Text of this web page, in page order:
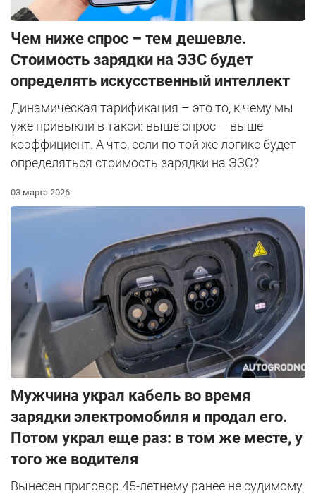
Чем ниже спрос – тем дешевле.
Стоимость зарядки на ЭЗС будет
определять искусственный интеллект
Динамическая тарификация – это то, к чему мы
уже привыкли в такси: выше спрос – выше
коэффициент. А что, если по той же логике будет
определяться стоимость зарядки на ЭЗС?
03 марта 2026
Мужчина украл кабель во время
зарядки электромобиля и продал его.
Потом украл еще раз: в том же месте, у
того же водителя
Вынесен приговор 45-летнему ранее не судимому